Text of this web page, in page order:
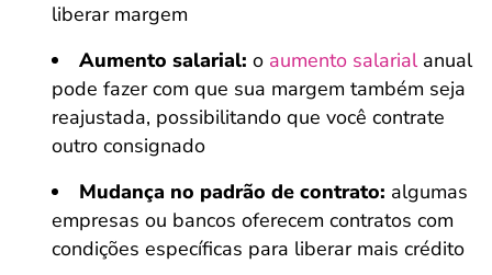
liberar margem
Aumento salarial: o aumento salarialanual
pode fazer com que sua margem também seja
reajustada, possibilitando que você contrate
outro consignado
Mudança no padrão de contrato: algumas
empresas ou bancos oferecem contratos com
condições específicas para liberar mais crédito